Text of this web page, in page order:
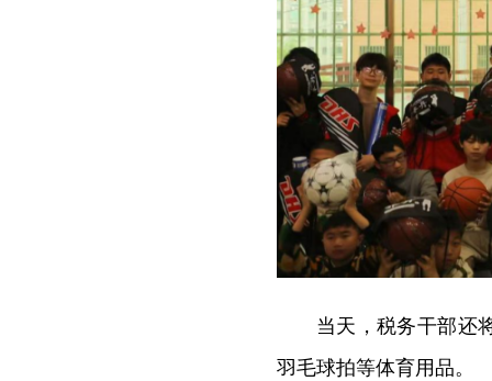
当天，税务干部还
羽毛球拍等体育用品。